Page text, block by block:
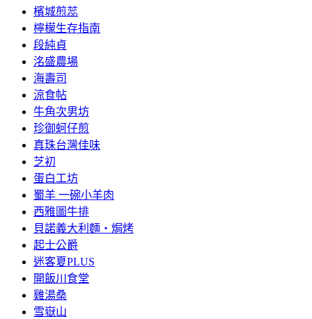
檳城煎蕊
檸檬生存指南
段純貞
洺盛農場
海壽司
涼食帖
牛角次男坊
珍御蚵仔煎
真珠台灣佳味
芝初
蛋白工坊
蜀羊 一碗小羊肉
西雅圖牛排
貝諾義大利麵‧焗烤
起士公爵
迷客夏PLUS
開飯川食堂
雞湯桑
雪嶽山